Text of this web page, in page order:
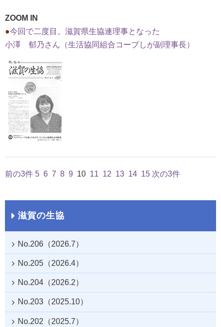
ZOOM IN
●今回で二度目。滋賀県生協連理事となった
小澤 郁乃さん（生活協同組合コープしが副理事長）
前の3件 5 6 7 8 9 10 11 12 13 14 15 次の3件
滋賀の生協
No.206（2026.7）
No.205（2026.4）
No.204（2026.2）
No.203（2025.10）
No.202（2025.7）